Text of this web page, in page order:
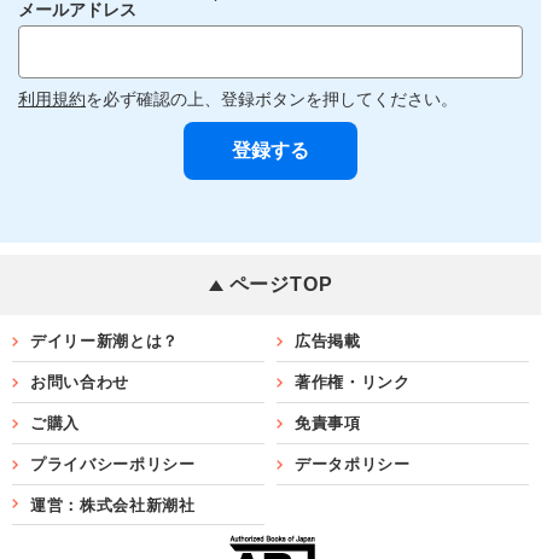
メールアドレス
利用規約を必ず確認の上、登録ボタンを押してください。
ページTOP
デイリー新潮とは？ 広告掲載
お問い合わせ 著作権・リンク
ご購入 免責事項
プライバシーポリシー データポリシー
運営：株式会社新潮社